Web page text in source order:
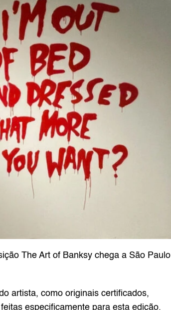
The Art of Banksy chega a São Paulo
artista, como originais certificados,
especificamente para esta edição.